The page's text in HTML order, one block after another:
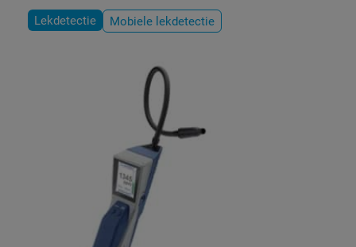
Lekdetectie Mobiele lekdetectie